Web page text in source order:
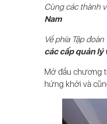
Cùng các thành
Nam
Về phía Tập
các cấp quản lý
Mở đầu chương
hứng khởi và